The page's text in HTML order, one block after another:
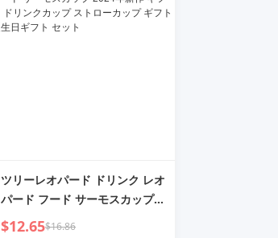
ツリーレオパード ドリンク レオ
パード フード サーモスカップ
2024年新作 ギフト ドリンクカ
$12.65$16.86